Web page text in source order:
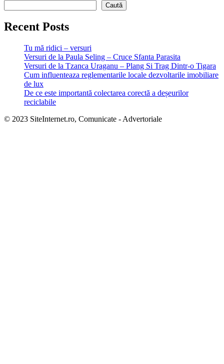
Caută
Recent Posts
Tu mă ridici – versuri
Versuri de la Paula Seling – Cruce Sfanta Parasita
Versuri de la Tzanca Uraganu – Plang Si Trag Dintr-o Tigara
Cum influenteaza reglementarile locale dezvoltarile imobiliare
de lux
De ce este importantă colectarea corectă a deșeurilor
reciclabile
© 2023 SiteInternet.ro, Comunicate - Advertoriale